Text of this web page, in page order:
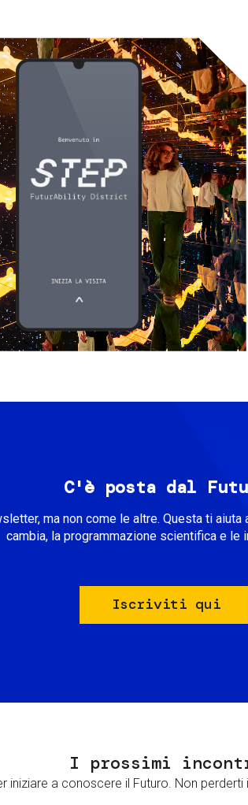
C'è posta dal
ma non come le altre. Questa ti
cambia, la programmazione scientifica e le
Iscriviti qui
I prossimi
iniziare a conoscere il Futuro. Non